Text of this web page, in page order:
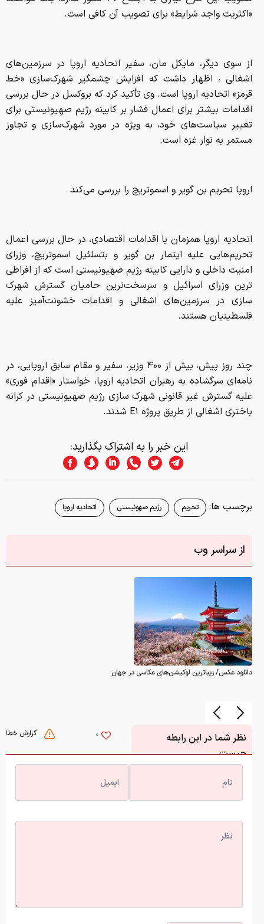
«اکثریت واجد شرایط» برای تصویب آن کافی است.
از سوی دیگر، مایکل مان، سفیر اتحادیه اروپا در سرزمین‌های
اشغالی ، اظهار داشت که افزایش چشمگیر شهرک‌سازی «خط
قرمز» اتحادیه اروپا است. وی تأکید کرد که بروکسل در حال بررسی
اقدامات بیشتر برای اعمال فشار بر کابینه رژیم صهیونیستی برای
تغییر سیاست‌های خود، به ویژه در مورد شهرک‌سازی و تجاوز
مستمر به نوار غزه است.
اروپا تحریم‌ بن گویر و اسموتریچ را بررسی می‌کند
اتحادیه اروپا همزمان با اقدامات اقتصادی، در حال بررسی اعمال
تحریم‌هایی علیه ایتمار بن گویر و بتسلئیل اسموتریچ، وزرای
امنیت داخلی و دارایی کابینه رژیم صهیونیستی است که از افراطی
ترین وزرای اسرائیل و سرسخت‌ترین حامیان گسترش شهرک
سازی در سرزمین‌های اشغالی و اقدامات خشونت‌آمیز علیه
فلسطینیان هستند.
چند روز پیش، بیش از ۴۰۰ وزیر، سفیر و مقام سابق اروپایی، در
نامه‌ای سرگشاده به رهبران اتحادیه اروپا، خواستار «اقدام فوری»
علیه گسترش غیر قانونی شهرک سازی رژیم صهیونیستی در کرانه
باختری اشغالی از طریق پروژه E۱ شدند.
این خبر را به اشتراک بگذارید:
برچسب ها: تحریم رژیم صهونیستی اتحادیه اروپا
از سراسر وب
دانلود عکس/ زیباترین لوکیشن‌های عکاسی در جهان
گزارش خطا 0
نظر شما در این رابطه
چیست